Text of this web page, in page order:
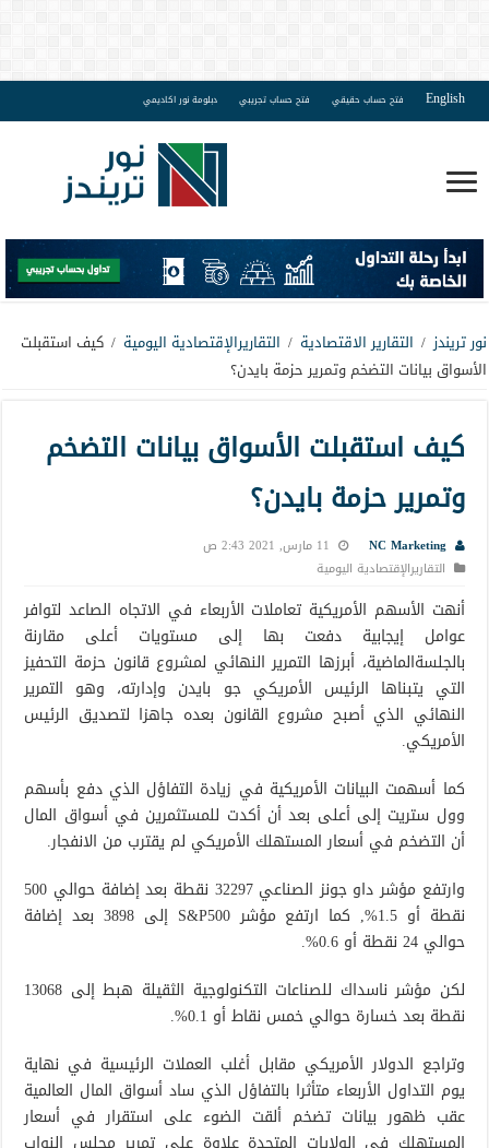
English فتح حساب حقيقي فتح حساب تجريبي دبلومة نور اكاديمي
نور تريندز / التقارير الاقتصادية / التقاريرالإقتصادية اليومية / كيف استقبلت
الأسواق بيانات التضخم وتمرير حزمة بايدن؟
كيف استقبلت الأسواق بيانات التضخم
وتمرير حزمة بايدن؟
NC Marketing
11 مارس, 2021 2:43 ص
التقاريرالإقتصادية اليومية
أنهت الأسهم الأمريكية تعاملات الأربعاء في الاتجاه الصاعد لتوافر
عوامل إيجابية دفعت بها إلى مستويات أعلى مقارنة
بالجلسةالماضية، أبرزها التمرير النهائي لمشروع قانون حزمة التحفيز
التي يتبناها الرئيس الأمريكي جو بايدن وإدارته، وهو التمرير
النهائي الذي أصبح مشروع القانون بعده جاهزا لتصديق الرئيس
الأمريكي.
كما أسهمت البيانات الأمريكية في زيادة التفاؤل الذي دفع بأسهم
وول ستريت إلى أعلى بعد أن أكدت للمستثمرين في أسواق المال
أن التضخم في أسعار المستهلك الأمريكي لم يقترب من الانفجار.
وارتفع مؤشر داو جونز الصناعي 32297 نقطة بعد إضافة حوالي 500
نقطة أو 1.5%, كما ارتفع مؤشر S&P500 إلى 3898 بعد إضافة
حوالي 24 نقطة أو 0.6%.
لكن مؤشر ناسداك للصناعات التكنولوجية الثقيلة هبط إلى 13068
نقطة بعد خسارة حوالي خمس نقاط أو 0.1%.
وتراجع الدولار الأمريكي مقابل أغلب العملات الرئيسية في نهاية
يوم التداول الأربعاء متأثرا بالتفاؤل الذي ساد أسواق المال العالمية
عقب ظهور بيانات تضخم ألقت الضوء على استقرار في أسعار